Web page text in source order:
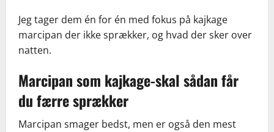
Jeg tager dem én for én med fokus på kajkage
marcipan der ikke sprækker, og hvad der sker over
natten.
Marcipan som kajkage-skal sådan får
du færre sprækker
Marcipan smager bedst, men er også den mest